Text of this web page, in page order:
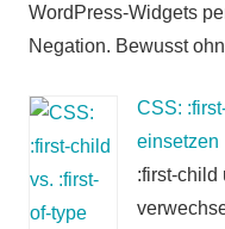
WordPress-Widgets
Negation. Bewusst
CSS:
einsetzen
:first-child